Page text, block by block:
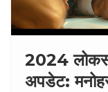
2024
अपडेट: